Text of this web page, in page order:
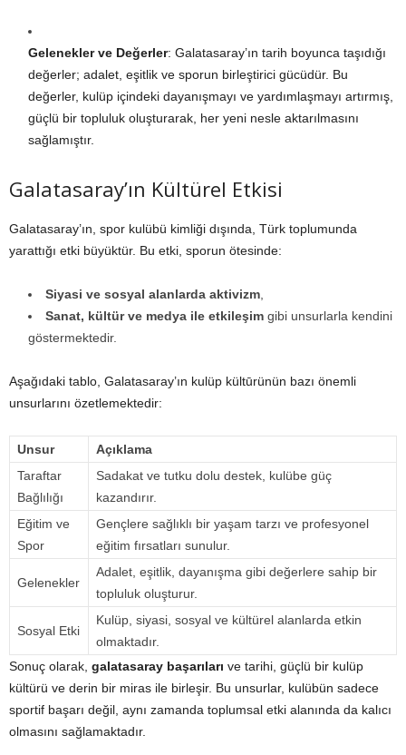
Gelenekler ve Değerler: Galatasaray’ın tarih boyunca taşıdığı
değerler; adalet, eşitlik ve sporun birleştirici gücüdür. Bu
değerler, kulüp içindeki dayanışmayı ve yardımlaşmayı artırmış,
güçlü bir topluluk oluşturarak, her yeni nesle aktarılmasını
sağlamıştır.
Galatasaray’ın Kültürel Etkisi
Galatasaray’ın, spor kulübü kimliği dışında, Türk toplumunda
yarattığı etki büyüktür. Bu etki, sporun ötesinde:
Siyasi ve sosyal alanlarda aktivizm,
Sanat, kültür ve medya ile etkileşim gibi unsurlarla kendini
göstermektedir.
Aşağıdaki tablo, Galatasaray’ın kulüp kültūrünün bazı önemli
unsurlarını özetlemektedir:
Unsur
Açıklama
Taraftar
Bağlılığı
Sadakat ve tutku dolu destek, kulübe güç
kazandırır.
Eğitim ve
Spor
Gençlere sağlıklı bir yaşam tarzı ve profesyonel
eğitim fırsatları sunulur.
Gelenekler
Adalet, eşitlik, dayanışma gibi değerlere sahip bir
topluluk oluşturur.
Sosyal Etki
Kulüp, siyasi, sosyal ve kültürel alanlarda etkin
olmaktadır.
Sonuç olarak, galatasaray başarıları ve tarihi, güçlü bir kulüp
kültürü ve derin bir miras ile birleşir. Bu unsurlar, kulübün sadece
sportif başarı değil, aynı zamanda toplumsal etki alanında da kalıcı
olmasını sağlamaktadır.